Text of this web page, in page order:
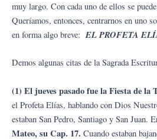
muy largo. Con cada uno de ellos se
Queríamos, entonces, centrarnos en uno
en forma algo breve: EL PROFETA
Demos algunas citas de la Sagrada
(1) El jueves pasado fue la Fiesta de la
el Profeta Elías, hablando con Dios
estaban San Pedro, Santiago y San Juan.
Mateo, su Cap. 17. Cuando estaban